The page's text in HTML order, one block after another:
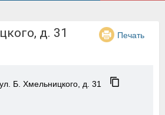
д. 31 Печать
ул. Б. Хмельницкого, д. 31